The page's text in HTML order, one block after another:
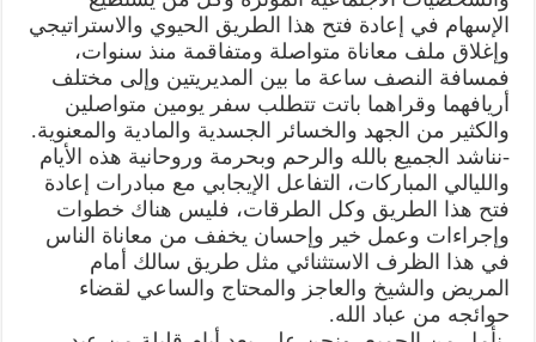
الإسهام في إعادة فتح هذا الطريق الحيوي والاستراتيجي
وإغلاق ملف معاناة متواصلة ومتفاقمة منذ سنوات،
فمسافة النصف ساعة ما بين المديريتين وإلى مختلف
أريافهما وقراهما باتت تتطلب سفر يومين متواصلين
والكثير من الجهد والخسائر الجسدية والمادية والمعنوية.
-نناشد الجميع بالله والرحم وبحرمة وروحانية هذه الأيام
والليالي المباركات، التفاعل الإيجابي مع مبادرات إعادة
فتح هذا الطريق وكل الطرقات، فليس هناك خطوات
وإجراءات وعمل خير وإحسان يخفف من معاناة الناس
في هذا الظرف الاستثنائي مثل طريق سالك أمام
المريض والشيخ والعاجز والمحتاج والساعي لقضاء
حوائجه من عباد الله.